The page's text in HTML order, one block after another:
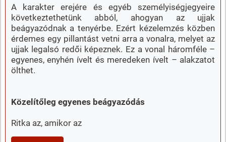
A karakter erejére és egyéb személyiségjegyeire
következtethetünk abból, ahogyan az ujjak
beágyazódnak a tenyérbe. Ezért kézelemzés közben
érdemes egy pillantást vetni arra a vonalra, melyet az
ujjak legalsó redői képeznek. Ez a vonal háromféle –
egyenes, enyhén ívelt és meredeken ívelt – alakzatot
ölthet.
Közelítőleg egyenes beágyazódás
Ritka az, amikor az